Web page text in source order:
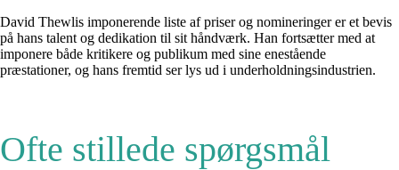
David Thewlis imponerende liste af priser og nomineringer er et bevis
på hans talent og dedikation til sit håndværk. Han fortsætter med at
imponere både kritikere og publikum med sine enestående
præstationer, og hans fremtid ser lys ud i underholdningsindustrien.
Ofte stillede spørgsmål